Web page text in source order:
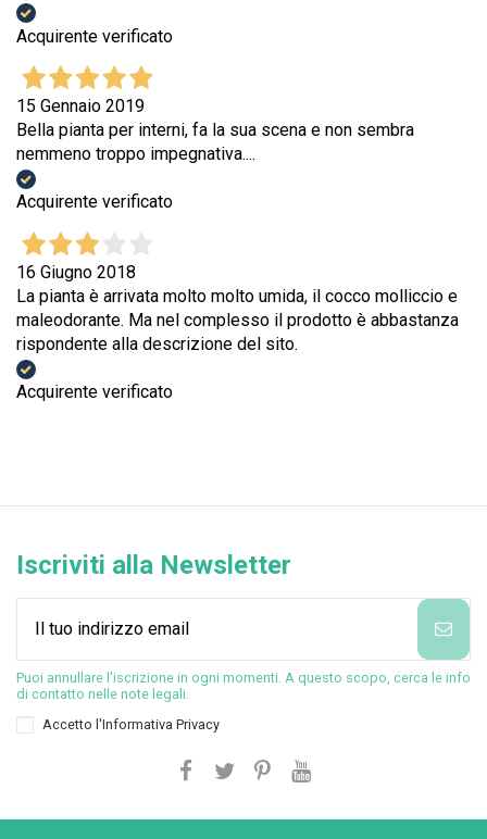
Acquirente verificato
15 Gennaio 2019
Bella pianta per interni, fa la sua scena e non sembra
nemmeno troppo impegnativa....
Acquirente verificato
16 Giugno 2018
La pianta è arrivata molto molto umida, il cocco molliccio e
maleodorante. Ma nel complesso il prodotto è abbastanza
rispondente alla descrizione del sito.
Acquirente verificato
Iscriviti alla Newsletter
Puoi annullare l'iscrizione in ogni momenti. A questo scopo, cerca le info
di contatto nelle note legali.
Accetto l'Informativa Privacy